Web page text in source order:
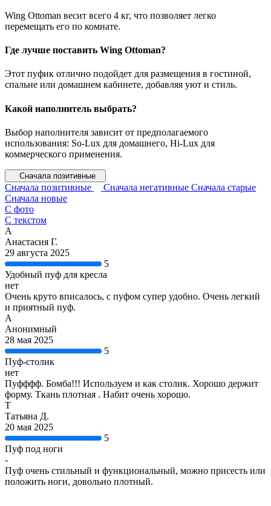
Wing Ottoman весит всего 4 кг, что позволяет легко
перемещать его по комнате.
Где лучше поставить Wing Ottoman?
Этот пуфик отлично подойдет для размещения в гостиной,
спальне или домашнем кабинете, добавляя уют и стиль.
Какой наполнитель выбрать?
Выбор наполнителя зависит от предполагаемого
использования: So-Lux для домашнего, Hi-Lux для
коммерческого применения.
Сначала позитивные
Сначала позитивные Сначала негативные Сначала старые
Сначала новые
С фото
С текстом
А
Анастасия Г.
29 августа 2025
5
Удобный пуф для кресла
нет
Очень круто вписалось, с пуфом супер удобно. Очень легкий
и приятный пуф.
А
Анонимный
28 мая 2025
5
Пуф-столик
нет
Пуфффф. Бомба!!! Используем и как столик. Хорошо держит
форму. Ткань плотная . Набит очень хорошо.
Т
Татьяна Д.
20 мая 2025
5
Пуф под ноги
-
Пуф очень стильный и функциональный, можно присесть или
положить ноги, довольно плотный.